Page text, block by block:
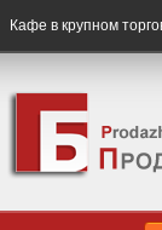
Кафе в крупном